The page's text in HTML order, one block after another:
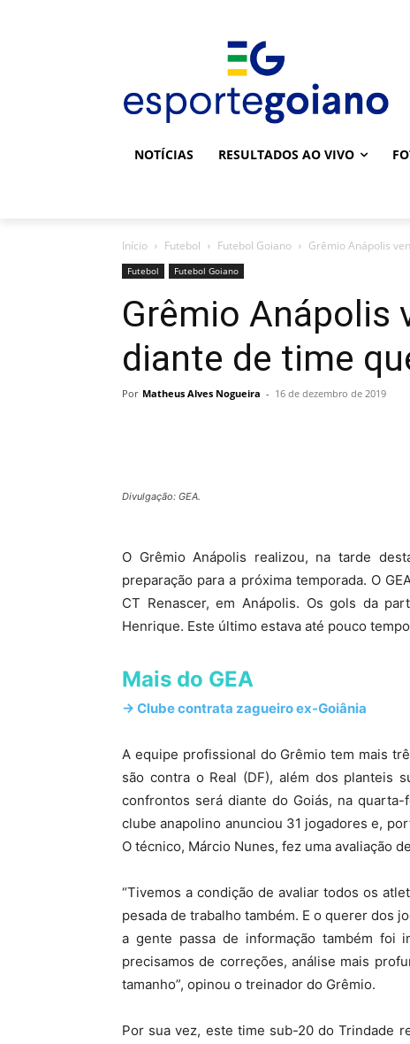
NOTÍCIAS RESULTADOS AO VIVO
Início Futebol Futebol Goiano Grêmio Anápolis
Futebol Futebol Goiano
Grêmio Anápolis
diante de time
Por Matheus Alves Nogueira - 16 de dezembro de 2019
Divulgação: GEA.
O Grêmio Anápolis realizou, na tarde
preparação para a próxima temporada. O
CT Renascer, em Anápolis. Os gols da
Henrique. Este último estava até pouco
Mais do GEA
-> Clube contrata zagueiro ex-Goiânia
A equipe profissional do Grêmio tem mais
são contra o Real (DF), além dos planteis
confrontos será diante do Goiás, na
clube anapolino anunciou 31 jogadores e,
O técnico, Márcio Nunes, fez uma avaliação
“Tivemos a condição de avaliar todos os
pesada de trabalho também. E o querer dos
a gente passa de informação também foi
precisamos de correções, análise mais
tamanho”, opinou o treinador do Grêmio.
Por sua vez, este time sub-20 do Trindade